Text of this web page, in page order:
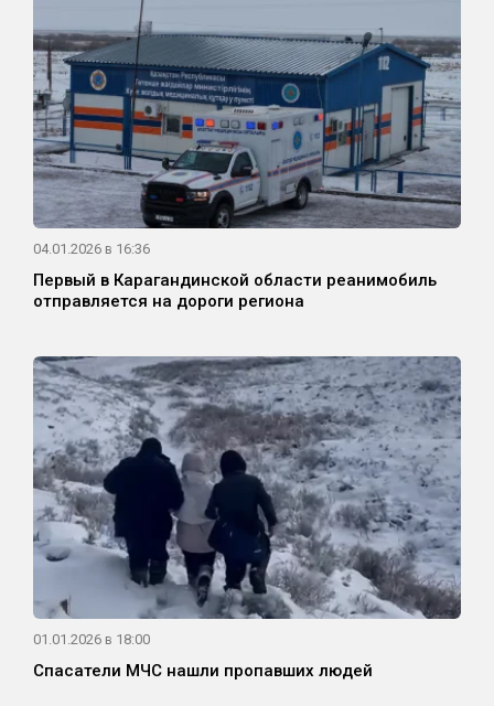
04.01.2026 в 16:36
Первый в Карагандинской области реанимобиль
отправляется на дороги региона
01.01.2026 в 18:00
Спасатели МЧС нашли пропавших людей